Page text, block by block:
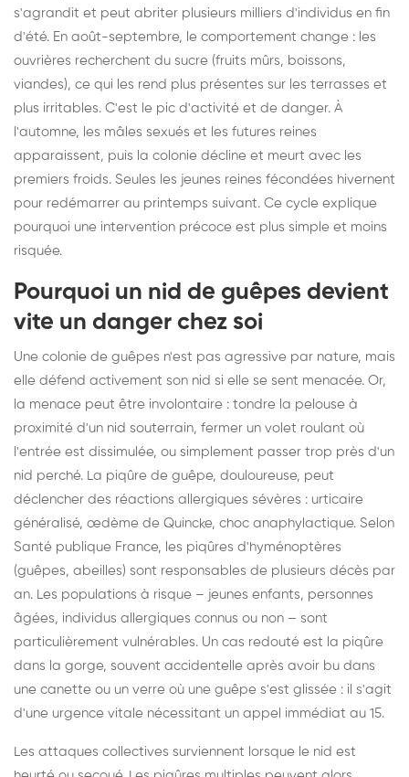
s'agrandit et peut abriter plusieurs milliers d'individus en fin
d'été. En août-septembre, le comportement change : les
ouvrières recherchent du sucre (fruits mûrs, boissons,
viandes), ce qui les rend plus présentes sur les terrasses et
plus irritables. C'est le pic d'activité et de danger. À
l'automne, les mâles sexués et les futures reines
apparaissent, puis la colonie décline et meurt avec les
premiers froids. Seules les jeunes reines fécondées hivernent
pour redémarrer au printemps suivant. Ce cycle explique
pourquoi une intervention précoce est plus simple et moins
risquée.
Pourquoi un nid de guêpes devient
vite un danger chez soi
Une colonie de guêpes n'est pas agressive par nature, mais
elle défend activement son nid si elle se sent menacée. Or,
la menace peut être involontaire : tondre la pelouse à
proximité d'un nid souterrain, fermer un volet roulant où
l'entrée est dissimulée, ou simplement passer trop près d'un
nid perché. La piqûre de guêpe, douloureuse, peut
déclencher des réactions allergiques sévères : urticaire
généralisé, œdème de Quincke, choc anaphylactique. Selon
Santé publique France, les piqûres d'hyménoptères
(guêpes, abeilles) sont responsables de plusieurs décès par
an. Les populations à risque – jeunes enfants, personnes
âgées, individus allergiques connus ou non – sont
particulièrement vulnérables. Un cas redouté est la piqûre
dans la gorge, souvent accidentelle après avoir bu dans
une canette ou un verre où une guêpe s'est glissée : il s'agit
d'une urgence vitale nécessitant un appel immédiat au 15.
Les attaques collectives surviennent lorsque le nid est